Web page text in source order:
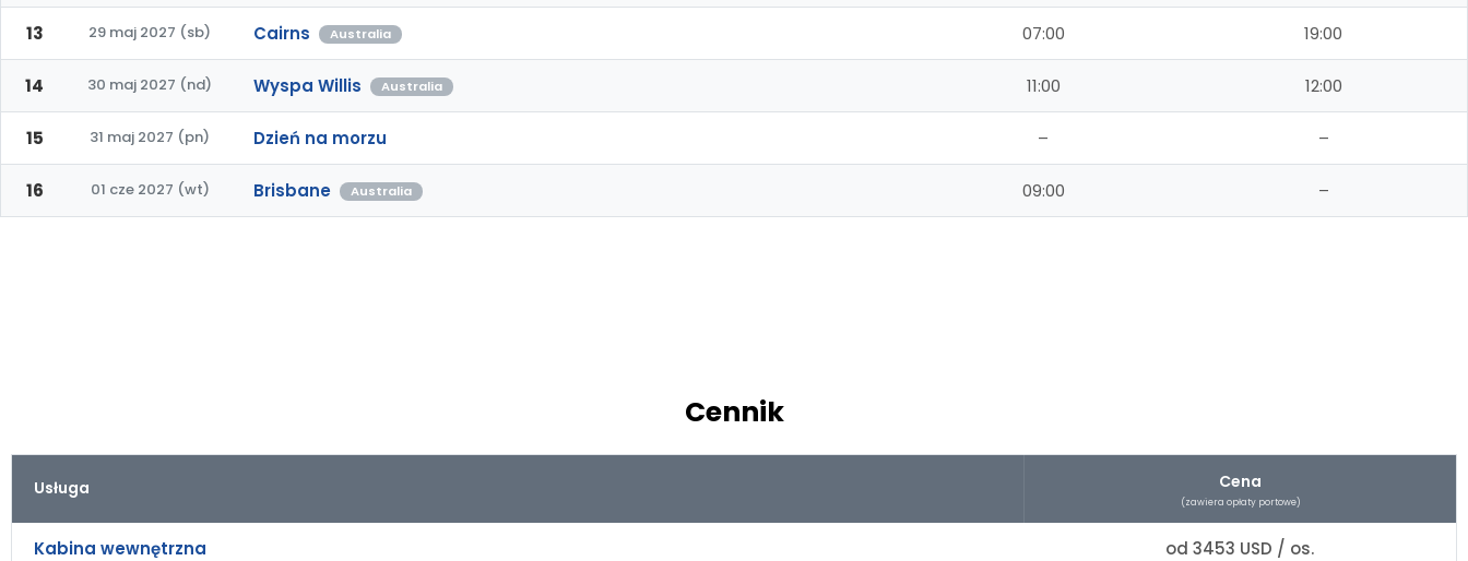
13 29 maj 2027 (sb) Cairns Australia 07:00 19:00
14 30 maj 2027 (nd) Wyspa Willis Australia 11:00 12:00
15 31 maj 2027 (pn) Dzień na morzu – –
16 01 cze 2027 (wt) Brisbane Australia 09:00 –
Cennik
Usługa Cena
(zawiera opłaty portowe)
Kabina wewnętrzna od 3453 USD / os.